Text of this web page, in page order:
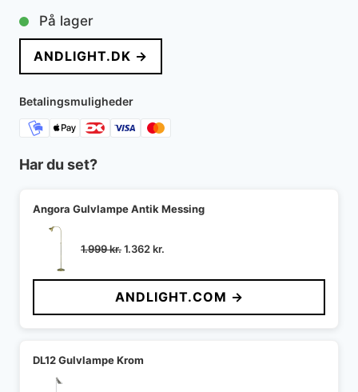
oprindelige
pris
var:
2.195 kr..
pris
er:
På lager
ANDLIGHT.DK →
Betalingsmuligheder
Har du set?
Angora Gulvlampe Antik Messing
1.999kr.Den
pris
var:
1.999 kr..
1.362kr.
pris
er:
1.362 kr..
ANDLIGHT.COM →
DL12 Gulvlampe Krom